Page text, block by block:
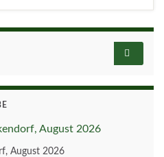
August 2026